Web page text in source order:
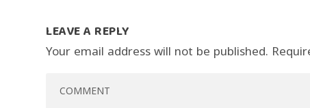
LEAVE A REPLY
Your email address will not be published.